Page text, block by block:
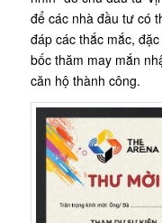
để các nhà đầu tư có
đáp các thắc mắc,
bốc thăm may mắn
căn hộ thành công.